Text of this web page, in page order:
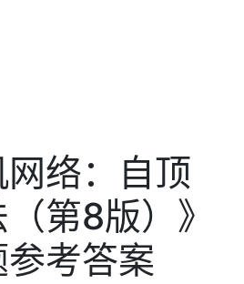
网络：自顶
第8版）》
考答案